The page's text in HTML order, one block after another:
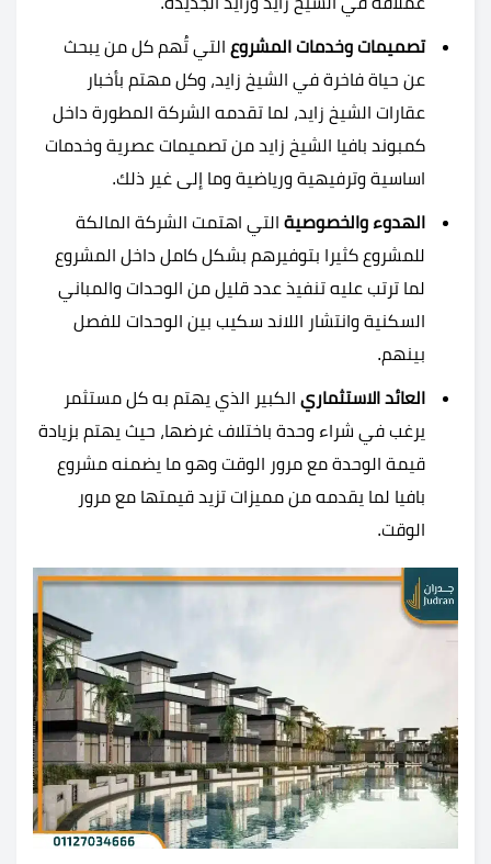
تصميمات وخدمات المشروع التي تُهم كل من يبحث
عن حياة فاخرة في الشيخ زايد، وكل مهتم بأخبار
عقارات الشيخ زايد، لما تقدمه الشركة المطورة داخل
كمبوند بافيا الشيخ زايد من تصميمات عصرية وخدمات
اساسية وترفيهية ورياضية وما إلى غير ذلك.
الهدوء والخصوصية التي اهتمت الشركة المالكة
للمشروع كثيرا بتوفيرهم بشكل كامل داخل المشروع
لما ترتب عليه تنفيذ عدد قليل من الوحدات والمباني
السكنية وانتشار اللاند سكيب بين الوحدات للفصل
بينهم.
العائد الاستثماري الكبير الذي يهتم به كل مستثمر
يرغب في شراء وحدة باختلاف غرضها، حيث يهتم بزيادة
قيمة الوحدة مع مرور الوقت وهو ما يضمنه مشروع
بافيا لما يقدمه من مميزات تزيد قيمتها مع مرور
الوقت.